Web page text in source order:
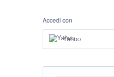
Accedi con
Yahoo